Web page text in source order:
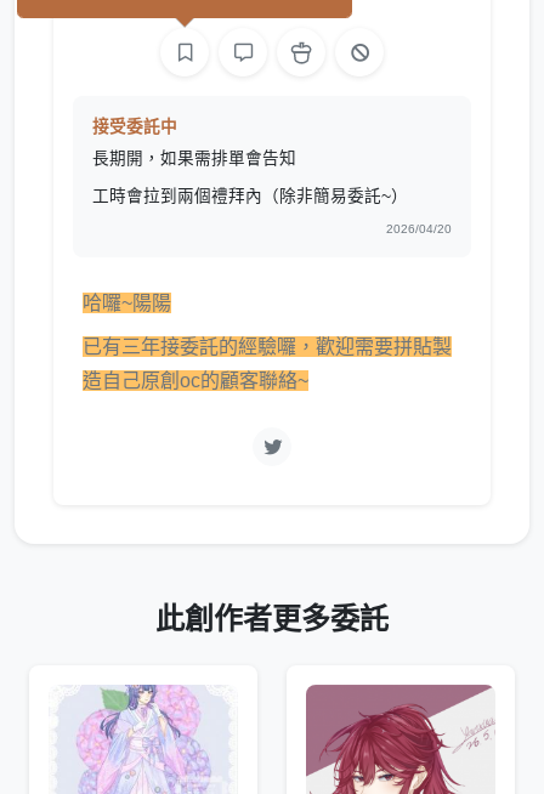
接受委託中
長期開，如果需排單會告知
工時會拉到兩個禮拜內（除非簡易委託~）
2026/04/20
哈囉~陽陽
已有三年接委託的經驗囉，歡迎需要拼貼製
造自己原創oc的顧客聯絡~
此創作者更多委託